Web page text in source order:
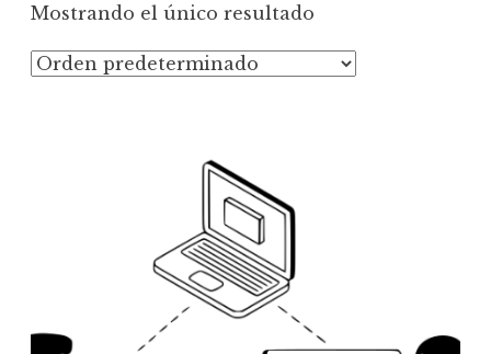
Mostrando el único resultado